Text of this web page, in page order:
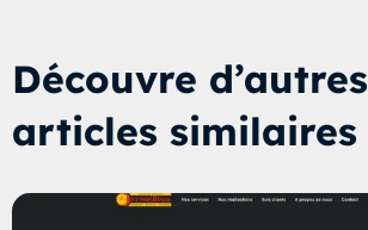
Découvre d’autres
articles similaires